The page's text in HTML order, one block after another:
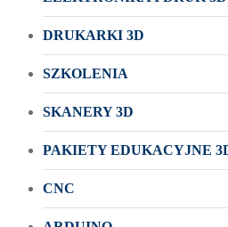
DRUKARKI 3D
SZKOLENIA
SKANERY 3D
PAKIETY EDUKACYJNE
CNC